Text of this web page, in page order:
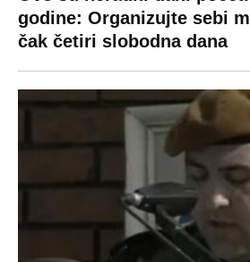
godine: Organizujte sebi
čak četiri slobodna dana